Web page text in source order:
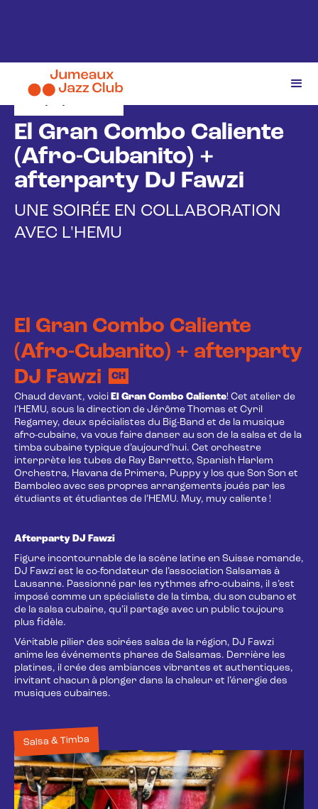
24/4/2026
El Gran Combo Caliente
(Afro-Cubanito) +
afterparty DJ Fawzi
UNE SOIRÉE EN COLLABORATION
AVEC L'HEMU
El Gran Combo Caliente
(Afro-Cubanito) + afterparty
DJ Fawzi
CH
Chaud devant, voici El Gran Combo Caliente! Cet atelier de
l’HEMU, sous la direction de Jérôme Thomas et Cyril
Regamey, deux spécialistes du Big-Band et de la musique
afro-cubaine, va vous faire danser au son de la salsa et de la
timba cubaine typique d’aujourd’hui. Cet orchestre
interprète les tubes de Ray Barretto, Spanish Harlem
Orchestra, Havana de Primera, Puppy y los que Son Son et
Bamboleo avec ses propres arrangements joués par les
étudiants et étudiantes de l’HEMU. Muy, muy caliente !
Afterparty DJ Fawzi
Figure incontournable de la scène latine en Suisse romande,
DJ Fawzi est le co-fondateur de l’association Salsamas à
Lausanne. Passionné par les rythmes afro-cubains, il s’est
imposé comme un spécialiste de la timba, du son cubano et
de la salsa cubaine, qu’il partage avec un public toujours
plus fidèle.
Véritable pilier des soirées salsa de la région, DJ Fawzi
anime les événements phares de Salsamas. Derrière les
platines, il crée des ambiances vibrantes et authentiques,
invitant chacun à plonger dans la chaleur et l’énergie des
musiques cubaines.
Salsa & Timba